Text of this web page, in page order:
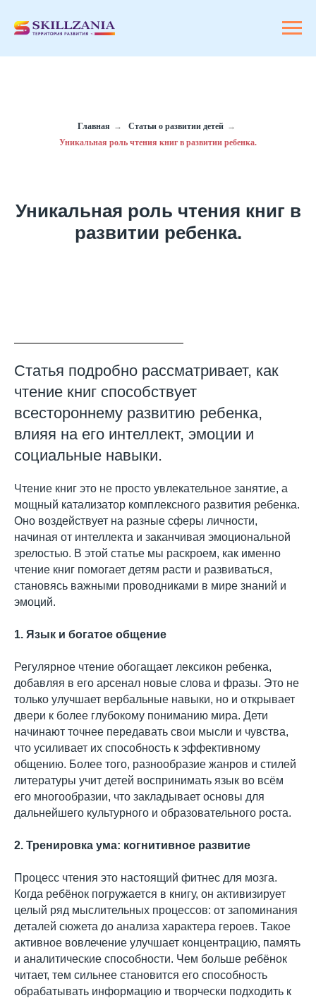
Главная → Статьи о развитии детей →
Уникальная роль чтения книг в развитии ребенка.
Уникальная роль чтения книг в
развитии ребенка.
Статья подробно рассматривает, как
чтение книг способствует
всестороннему развитию ребенка,
влияя на его интеллект, эмоции и
социальные навыки.
Чтение книг это не просто увлекательное занятие, а
мощный катализатор комплексного развития ребенка.
Оно воздействует на разные сферы личности,
начиная от интеллекта и заканчивая эмоциональной
зрелостью. В этой статье мы раскроем, как именно
чтение книг помогает детям расти и развиваться,
становясь важными проводниками в мире знаний и
эмоций.
1. Язык и богатое общение
Регулярное чтение обогащает лексикон ребенка,
добавляя в его арсенал новые слова и фразы. Это не
только улучшает вербальные навыки, но и открывает
двери к более глубокому пониманию мира. Дети
начинают точнее передавать свои мысли и чувства,
что усиливает их способность к эффективному
общению. Более того, разнообразие жанров и стилей
литературы учит детей воспринимать язык во всём
его многообразии, что закладывает основы для
дальнейшего культурного и образовательного роста.
2. Тренировка ума: когнитивное развитие
Процесс чтения это настоящий фитнес для мозга.
Когда ребёнок погружается в книгу, он активизирует
целый ряд мыслительных процессов: от запоминания
деталей сюжета до анализа характера героев. Такое
активное вовлечение улучшает концентрацию, память
и аналитические способности. Чем больше ребёнок
читает, тем сильнее становится его способность
обрабатывать информацию и творчески подходить к